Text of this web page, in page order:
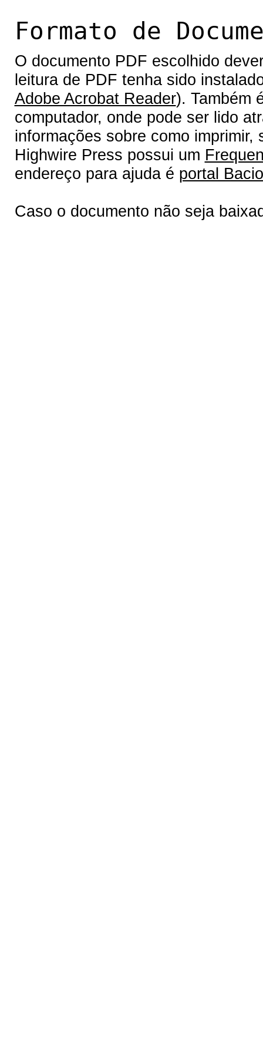
Formato de
O documento PDF escolhido
leitura de PDF tenha sido
Adobe Acrobat Reader). Também
computador, onde pode ser lido
informações sobre como
Highwire Press possui um
endereço para ajuda é portal
Caso o documento não seja